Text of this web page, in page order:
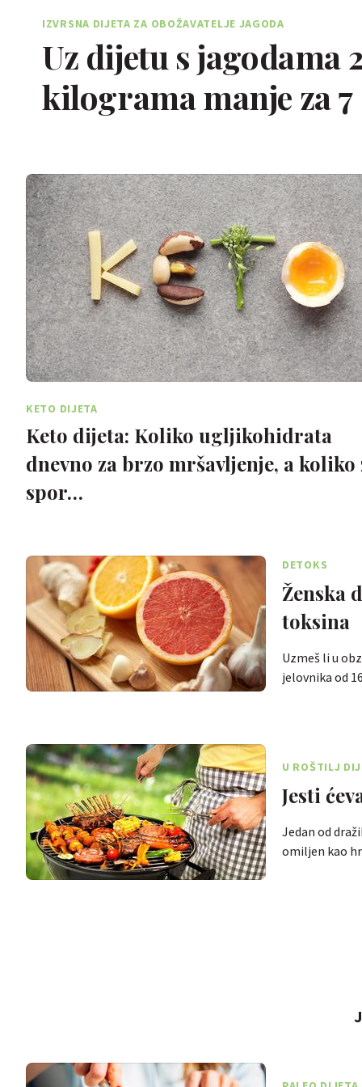
IZVRSNA DIJETA ZA OBOŽAVATELJE JAGODA
Uz dijetu s jagodama
kilograma manje za 7
KETO DIJETA
Keto dijeta: Koliko ugljikohidrata
dnevno za brzo mršavljenje, a koliko
spor…
DETOKS
Ženska
toksina
Uzmeš li u
jelovnika od
U ROŠTILJ
Jesti
Jedan od
omiljen kao